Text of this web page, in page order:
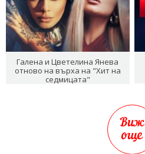
Галена и Цветелина Янева
отново на върха на "Хит на
седмицата"
Виж
още